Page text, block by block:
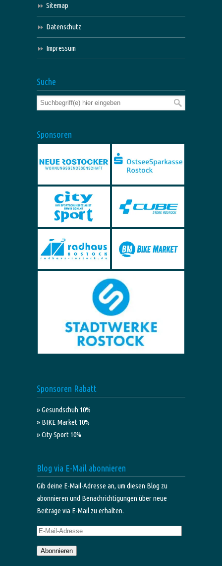
Sitemap
Datenschutz
Impressum
Suche
Sponsoren
Sponsoren Rabatt
» Gesundschuh 10%
» BIKE Market 10%
» City Sport 10%
Blog via E-Mail abonnieren
Gib deine E-Mail-Adresse an, um diesen Blog zu
abonnieren und Benachrichtigungen über neue
Beiträge via E-Mail zu erhalten.
E-
Adresse
Abonnieren